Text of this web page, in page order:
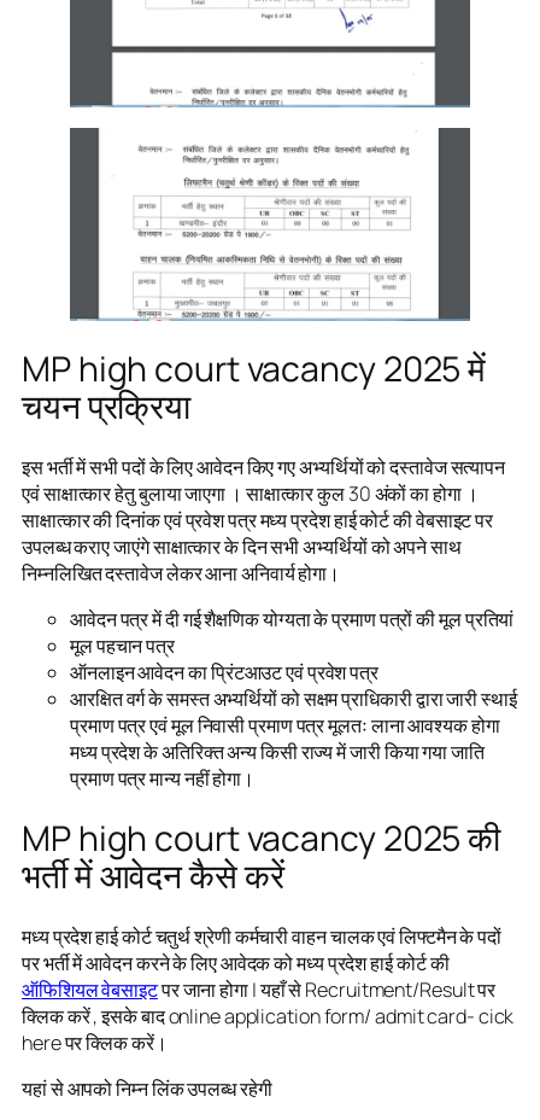
MP high court vacancy 2025 में
चयन प्रक्रिया
इस भर्ती में सभी पदों के लिए आवेदन किए गए अभ्यर्थियों को दस्तावेज सत्यापन
एवं साक्षात्कार हेतु बुलाया जाएगा । साक्षात्कार कुल 30 अंकों का होगा ।
साक्षात्कार की दिनांक एवं प्रवेश पत्र मध्य प्रदेश हाई कोर्ट की वेबसाइट पर
उपलब्ध कराए जाएंगे साक्षात्कार के दिन सभी अभ्यर्थियों को अपने साथ
निम्नलिखित दस्तावेज लेकर आना अनिवार्य होगा।
आवेदन पत्र में दी गई शैक्षणिक योग्यता के प्रमाण पत्रों की मूल प्रतियां
मूल पहचान पत्र
ऑनलाइन आवेदन का प्रिंटआउट एवं प्रवेश पत्र
आरक्षित वर्ग के समस्त अभ्यर्थियों को सक्षम प्राधिकारी द्वारा जारी स्थाई
प्रमाण पत्र एवं मूल निवासी प्रमाण पत्र मूलतः लाना आवश्यक होगा
मध्य प्रदेश के अतिरिक्त अन्य किसी राज्य में जारी किया गया जाति
प्रमाण पत्र मान्य नहीं होगा।
MP high court vacancy 2025 की
भर्ती में आवेदन कैसे करें
मध्य प्रदेश हाई कोर्ट चतुर्थ श्रेणी कर्मचारी वाहन चालक एवं लिफ्टमैन के पदों
पर भर्ती में आवेदन करने के लिए आवेदक को मध्य प्रदेश हाई कोर्ट की
ऑफिशियल वेबसाइटपर जाना होगा | यहाँ से Recruitment/Result पर
क्लिक करें , इसके बाद online application form/ admit card- cick
here पर क्लिक करें।
यहां से आपको निम्न लिंक उपलब्ध रहेगी